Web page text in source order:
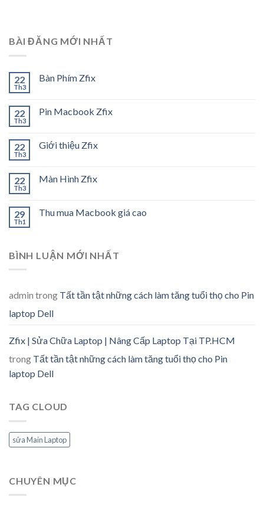
BÀI ĐĂNG MỚI NHẤT
22
Th3
Bàn Phím Zfix
22
Th3
Pin Macbook Zfix
22
Th3
Giới thiệu Zfix
22
Th3
Màn Hình Zfix
29
Th1
Thu mua Macbook giá cao
BÌNH LUẬN MỚI NHẤT
admin trong Tất tần tật những cách làm tăng tuổi thọ cho Pin
laptop Dell
Zfix | Sửa Chữa Laptop | Nâng Cấp Laptop Tại TP.HCM
trong Tất tần tật những cách làm tăng tuổi thọ cho Pin
laptop Dell
TAG CLOUD
sửa Main Laptop
CHUYÊN MỤC